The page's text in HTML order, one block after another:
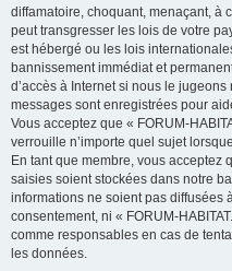
diffamatoire, choquant, menaçant, à
peut transgresser les lois de votre
est hébergé ou les lois
bannissement immédiat et
d’accès à Internet si nous le
messages sont enregistrées pour
Vous acceptez que « FORUM-
verrouille n’importe quel sujet
En tant que membre, vous acceptez
saisies soient stockées dans notre
informations ne soient pas diffusées
consentement, ni « FORUM-
comme responsables en cas de
les données.